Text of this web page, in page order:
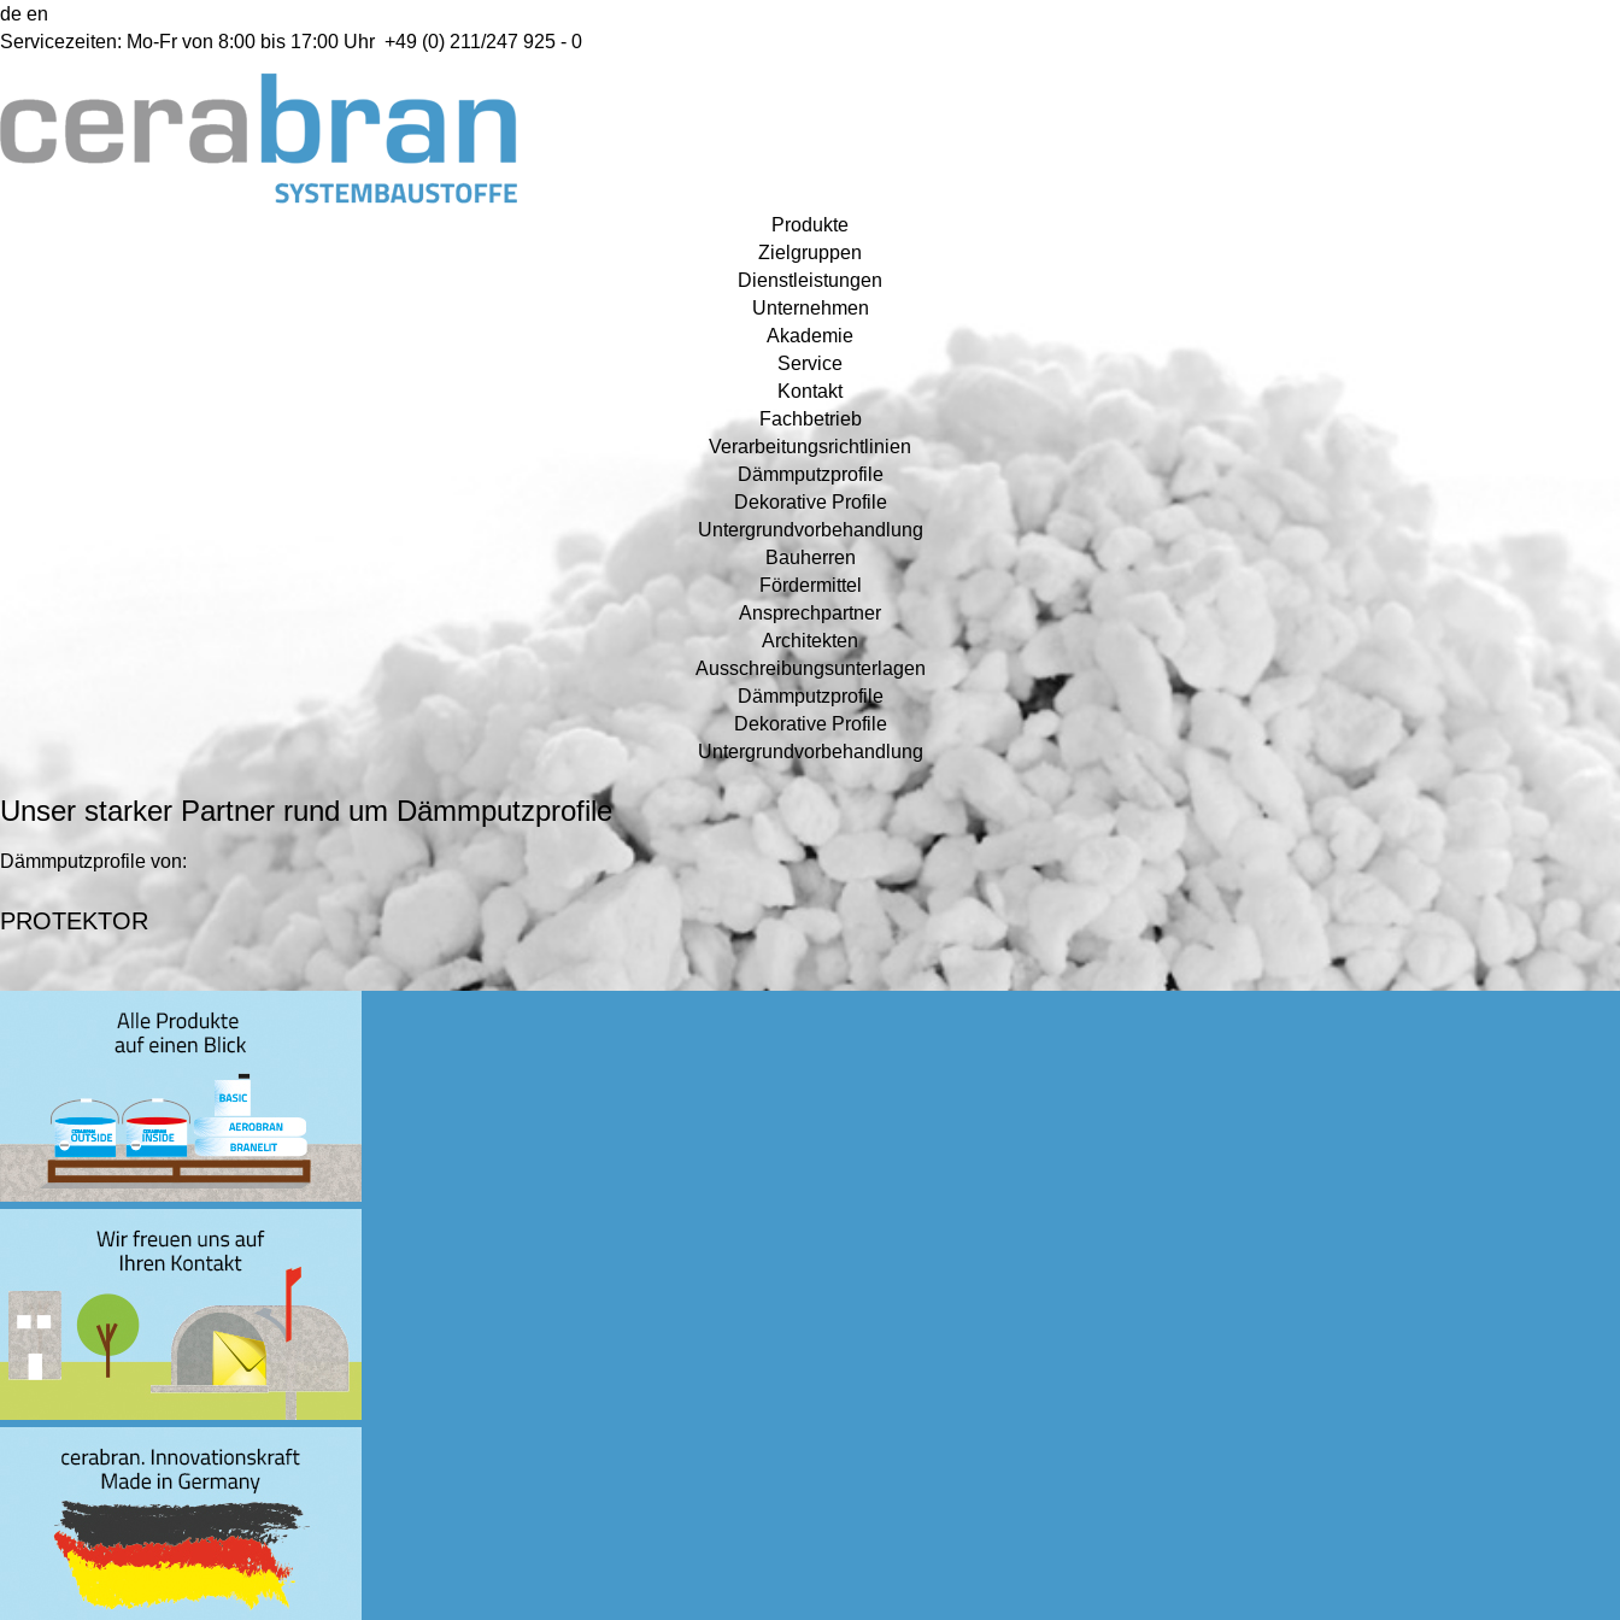
de en
Servicezeiten: Mo-Fr von 8:00 bis 17:00 Uhr +49 (0) 211/247 925 - 0
Produkte
Zielgruppen
Dienstleistungen
Unternehmen
Akademie
Service
Kontakt
Fachbetrieb
Verarbeitungsrichtlinien
Dämmputzprofile
Dekorative Profile
Untergrundvorbehandlung
Bauherren
Fördermittel
Ansprechpartner
Architekten
Ausschreibungsunterlagen
Dämmputzprofile
Dekorative Profile
Untergrundvorbehandlung
Unser starker Partner rund um Dämmputzprofile
Dämmputzprofile von:
PROTEKTOR